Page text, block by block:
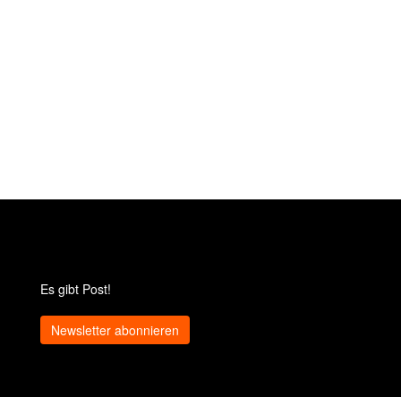
Es gibt Post!
Newsletter abonnieren